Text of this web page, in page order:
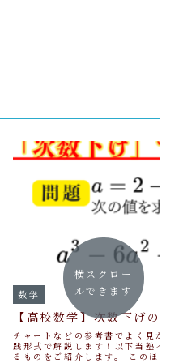
数学
【高校数学】次数下げのや
チャートなどの参考書でよく見かけ
践形式で解説します！以下当塾イン
るものをご紹介します。 このほか
横スクロー
ルできます